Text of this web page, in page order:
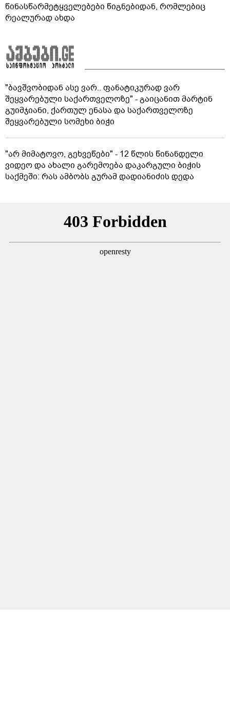
წინასწარმეტყველებები წიგნებიდან, რომლებიც
რეალურად ახდა
"ბავშვობიდან ასე ვარ.. ფანატიკურად ვარ
შეყვარებული საქართველოზე" - გაიცანით მარტინ
გუიმჯიანი, ქართულ ენასა და საქართველოზე
შეყვარებული სომეხი ბიჭი
"არ მიმატოვო, გეხვეწები" - 12 წლის წინანდელი
ვიდეო და ახალი გარემოება დაკარგული ბიჭის
საქმეში: რას ამბობს გურამ დადიანიძის დედა